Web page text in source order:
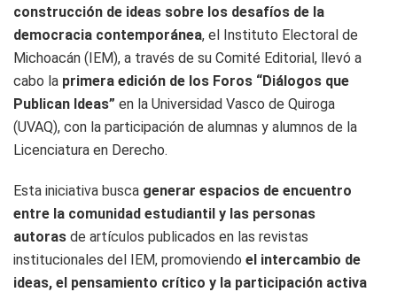
construcción de ideas sobre los desafíos de la
democracia contemporánea, el Instituto Electoral de
Michoacán (IEM), a través de su Comité Editorial, llevó a
cabo la primera edición de los Foros “Diálogos que
Publican Ideas” en la Universidad Vasco de Quiroga
(UVAQ), con la participación de alumnas y alumnos de la
Licenciatura en Derecho.
Esta iniciativa busca generar espacios de encuentro
entre la comunidad estudiantil y las personas
autoras de artículos publicados en las revistas
institucionales del IEM, promoviendo el intercambio de
ideas, el pensamiento crítico y la participación activa